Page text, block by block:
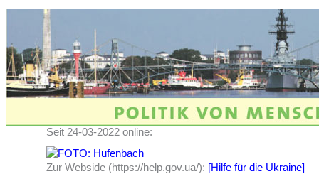
Seit 24-03-2022 online:
Zur Webside (https://help.gov.ua/): [Hilfe für die Ukraine]